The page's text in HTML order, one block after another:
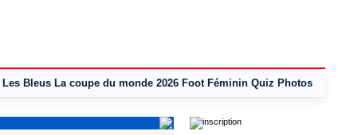
Les Bleus La coupe du monde 2026 Foot Féminin Quiz Photos